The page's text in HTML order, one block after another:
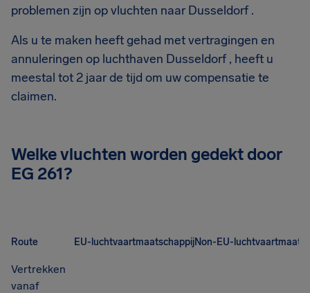
problemen zijn op vluchten naar Dusseldorf .
Als u te maken heeft gehad met vertragingen en
annuleringen op luchthaven Dusseldorf , heeft u
meestal tot 2 jaar de tijd om uw compensatie te
claimen.
Welke vluchten worden gedekt door
EG 261?
Route EU-luchtvaartmaatschappijNon-EU-
Vertrekken
vanaf